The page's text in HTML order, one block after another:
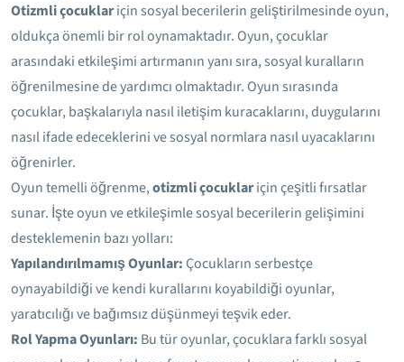
Otizmli çocuklariçin sosyal becerilerin geliştirilmesinde oyun,
oldukça önemli bir rol oynamaktadır. Oyun, çocuklar
arasındaki etkileşimi artırmanın yanı sıra, sosyal kuralların
öğrenilmesine de yardımcı olmaktadır. Oyun sırasında
çocuklar, başkalarıyla nasıl iletişim kuracaklarını, duygularını
nasıl ifade edeceklerini ve sosyal normlara nasıl uyacaklarını
öğrenirler.
Oyun temelli öğrenme,otizmli çocuklariçin çeşitli fırsatlar
sunar. İşte oyun ve etkileşimle sosyal becerilerin gelişimini
desteklemenin bazı yolları:
Yapılandırılmamış Oyunlar:Çocukların serbestçe
oynayabildiği ve kendi kurallarını koyabildiği oyunlar,
yaratıcılığı ve bağımsız düşünmeyi teşvik eder.
Rol Yapma Oyunları: Bu tür oyunlar, çocuklara farklı sosyal